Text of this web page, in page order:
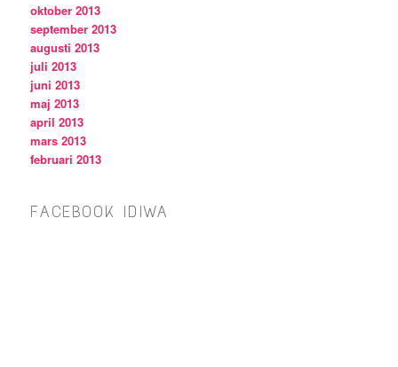
oktober 2013
september 2013
augusti 2013
juli 2013
juni 2013
maj 2013
april 2013
mars 2013
februari 2013
FACEBOOK IDIWA